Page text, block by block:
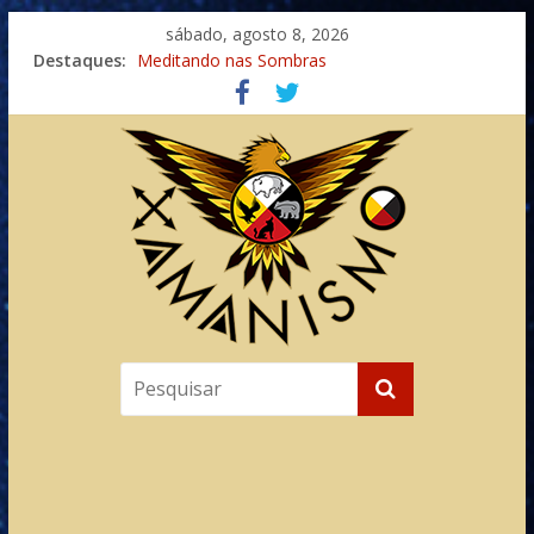
sábado, agosto 8, 2026
Destaques: Meditando nas Sombras
Autosuficiência: A Jornada do Espírito Ancestral
Xamanismo Universal
Totens – Caminho Espiritual – Crescimento
Imaginação na Cura